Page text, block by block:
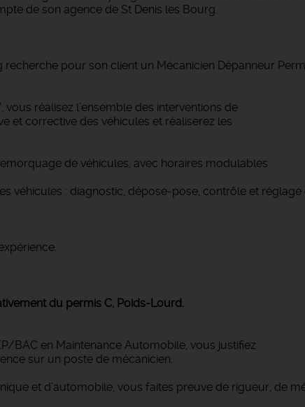
de son agence de St Denis les Bourg.
recherche pour son client un Mécanicien Dépanneur
vous réalisez l’ensemble des interventions de
et corrective des véhicules et réaliserez les
de véhicules, avec horaires modulables
véhicules : diagnostic, dépose-pose, contrôle et réglage
du permis C, Poids-Lourd.
BAC en Maintenance Automobile, vous justifiez
sur un poste de mécanicien.
et d’automobile, vous faites preuve de rigueur, de